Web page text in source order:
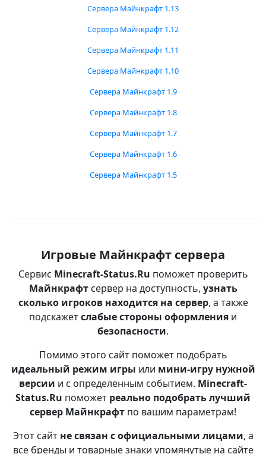
Сервера Майнкрафт 1.13
Сервера Майнкрафт 1.12
Сервера Майнкрафт 1.11
Сервера Майнкрафт 1.10
Сервера Майнкрафт 1.9
Сервера Майнкрафт 1.8
Сервера Майнкрафт 1.7
Сервера Майнкрафт 1.6
Сервера Майнкрафт 1.5
Игровые Майнкрафт сервера
Сервис Minecraft-Status.Ru поможет проверить
Майнкрафтсервер на доступность, узнать
сколько игроков находится на сервер, а также
подскажетслабые стороны оформления и
безопасности.
Помимо этого сайт поможет подобрать
идеальный режим игры или мини-игру нужной
версии и с определенным событием. Minecraft-
Status.Ru поможет реально подобрать лучший
сервер Майнкрафт по вашим параметрам!
Этот сайт не связан с официальными лицами, а
все бренды и товарные знаки упомянутые на сайте